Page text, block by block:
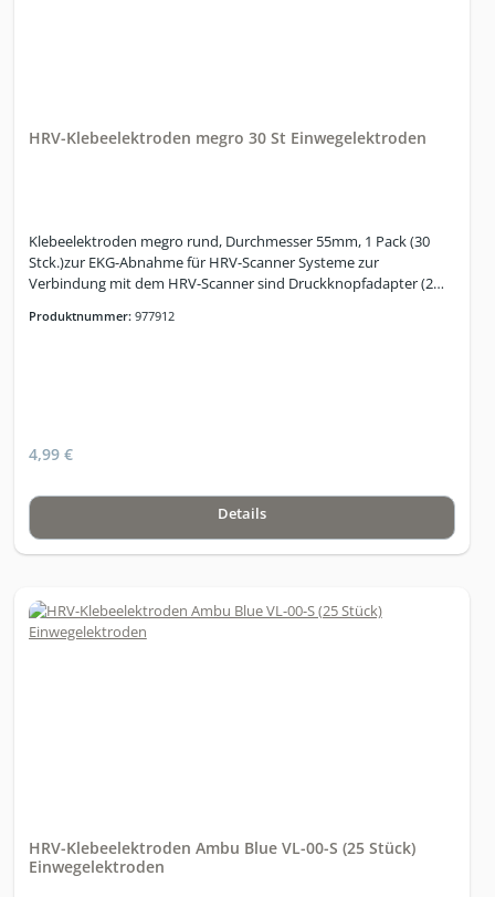
HRV-Klebeelektroden megro 30 St Einwegelektroden
Klebeelektroden megro rund, Durchmesser 55mm, 1 Pack (30
Stck.)zur EKG-Abnahme für HRV-Scanner Systeme zur
Verbindung mit dem HRV-Scanner sind Druckknopfadapter (2
Günstige Elektrode für den Einsatz bei Kurzzeit-Messungen,
Produktnummer: 977912
4,99 €
Details
HRV-Klebeelektroden Ambu Blue VL-00-S (25 Stück)
Einwegelektroden